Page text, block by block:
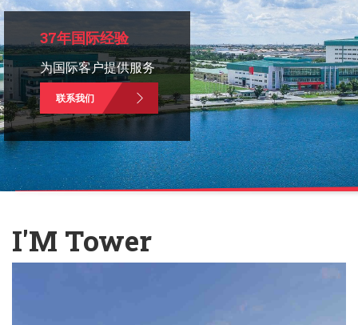
新闻媒体
为什么选择科禄格
招聘
联系我们
37年国际经验
为国际客户提供服务
联系我们
I'M Tower